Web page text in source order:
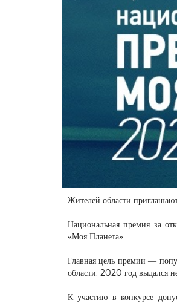
Жителей области
Национальная премия за
«Моя Планета».
Главная цель премии —
области. 2020 год выдался
К участию в конкурсе